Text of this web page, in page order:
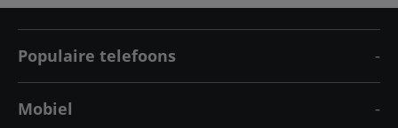
Populaire telefoons
Mobiel